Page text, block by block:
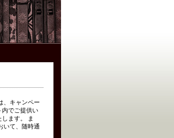
、キャンペー
内でご提供い
ます。 ま
いて、随時通